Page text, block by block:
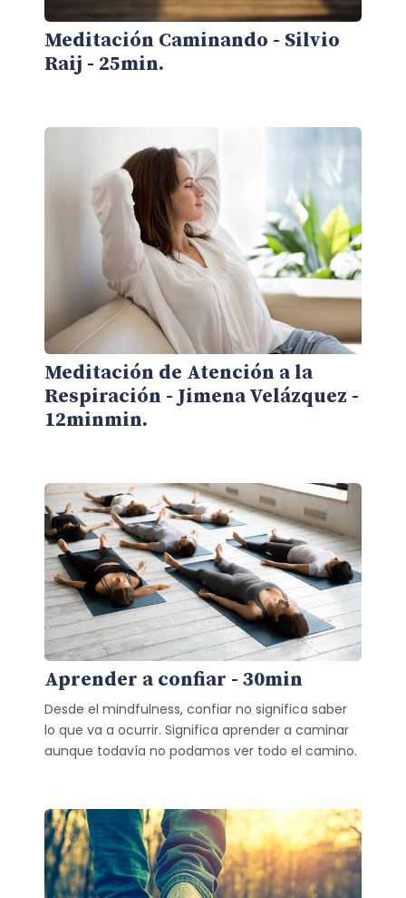
Meditación Caminando - Silvio
Raij - 25min.
Meditación de Atención a la
Respiración - Jimena Velázquez -
12minmin.
Aprender a confiar - 30min
Desde el mindfulness, confiar no significa saber
lo que va a ocurrir. Significa aprender a caminar
aunque todavía no podamos ver todo el camino.